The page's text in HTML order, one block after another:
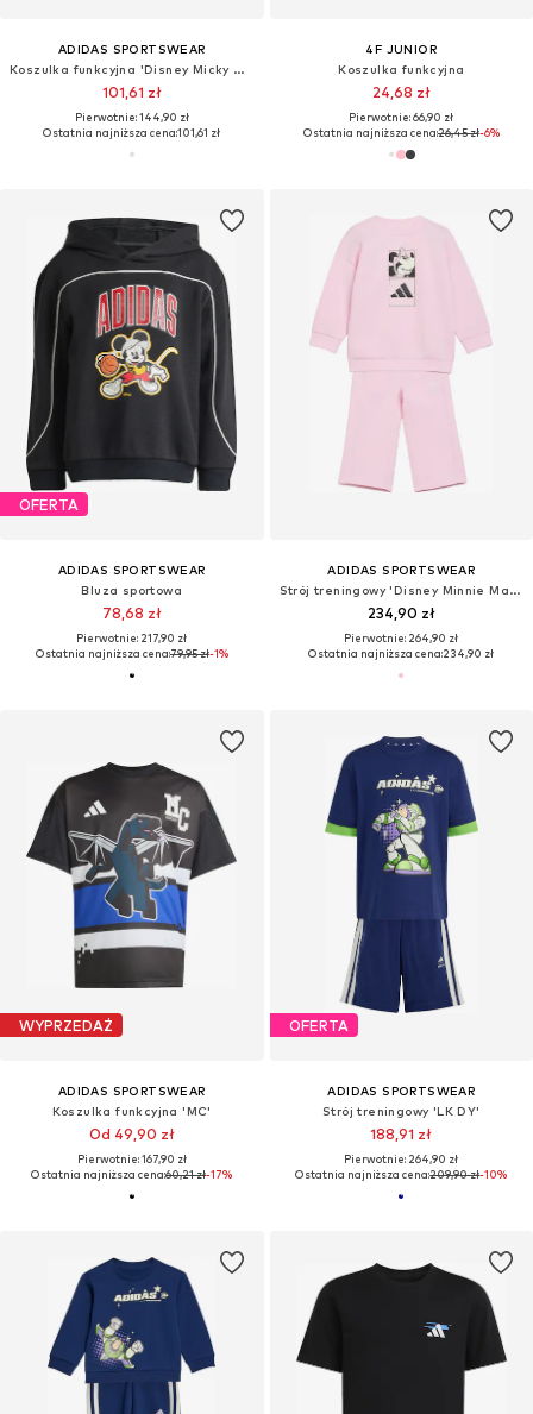
ADIDAS SPORTSWEAR
Koszulka funkcyjna 'Disney Micky Maus'
101,61 zł
Pierwotnie: 144,90 zł
Ostatnia najniższa cena:101,61 zł
4F JUNIOR
Koszulka funkcyjna
24,68 zł
Pierwotnie: 66,90 zł
Ostatnia najniższa cena:26,45 zł-6%
OFERTA
ADIDAS SPORTSWEAR
Bluza sportowa
78,68 zł
Pierwotnie: 217,90 zł
Ostatnia najniższa cena:79,95 zł-1%
ADIDAS SPORTSWEAR
Strój treningowy 'Disney Minnie Maus'
234,90 zł
Pierwotnie: 264,90 zł
Ostatnia najniższa cena:234,90 zł
WYPRZEDAŻ
ADIDAS SPORTSWEAR
Koszulka funkcyjna 'MC'
Od 49,90 zł
Pierwotnie: 167,90 zł
Ostatnia najniższa cena:60,21 zł-17%
OFERTA
ADIDAS SPORTSWEAR
Strój treningowy 'LK DY'
188,91 zł
Pierwotnie: 264,90 zł
Ostatnia najniższa cena:209,90 zł-10%